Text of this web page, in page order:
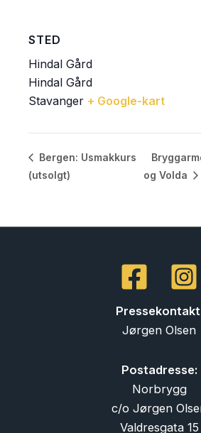
STED
Hindal Gård
Hindal Gård
Stavanger + Google-kart
Bergen: Usmakkurs
(utsolgt)
og Volda
Pressekontakt
Jørgen Olsen
Postadresse:
Norbrygg
c/o Jørgen
Valdresgata 15